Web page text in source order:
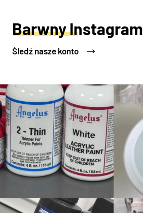
Barwny Instagram
Śledź nasze konto